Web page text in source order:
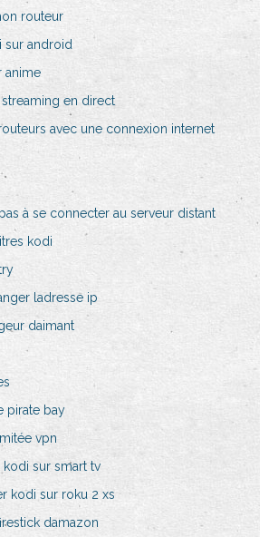
routeur
sur android
anime
en direct
avec une connexion internet
à se connecter au serveur distant
kodi
ladresse ip
daimant
pirate bay
vpn
sur smart tv
kodi sur roku 2 xs
damazon